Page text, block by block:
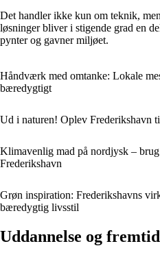
Det handler ikke kun om teknik,
løsninger bliver i stigende grad en
pynter og gavner miljøet.
Håndværk med omtanke: Lokale
bæredygtigt
Ud i naturen! Oplev Frederikshavn
Klimavenlig mad på nordjysk –
Frederikshavn
Grøn inspiration: Frederikshavns
bæredygtig livsstil
Uddannelse og